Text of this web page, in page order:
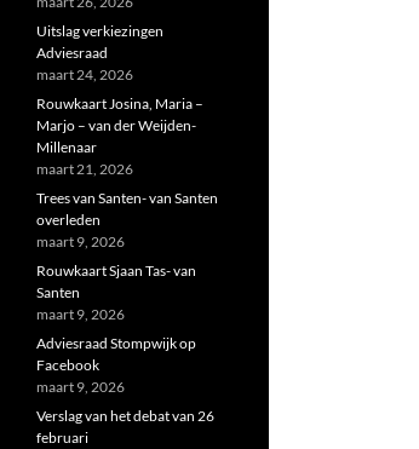
Uitslag verkiezingen
Adviesraad
maart 24, 2026
Rouwkaart Josina, Maria –
Marjo – van der Weijden-
Millenaar
maart 21, 2026
Trees van Santen- van Santen
overleden
maart 9, 2026
Rouwkaart Sjaan Tas- van
Santen
maart 9, 2026
Adviesraad Stompwijk op
Facebook
maart 9, 2026
Verslag van het debat van 26
februari